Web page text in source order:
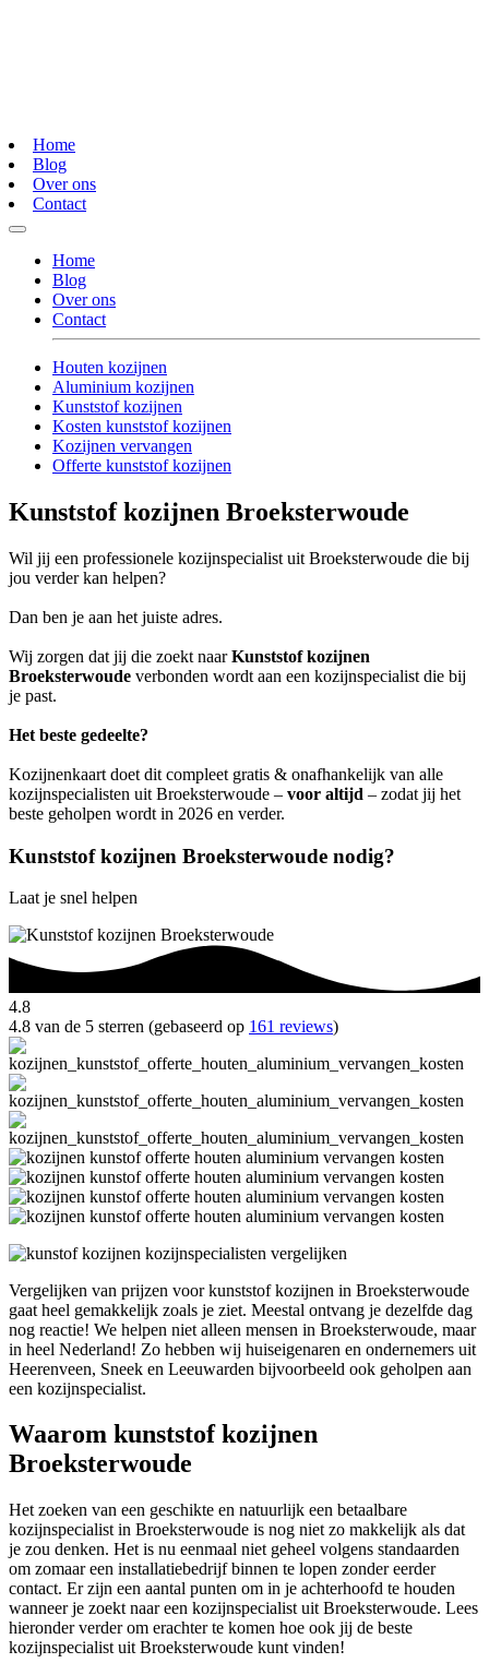
Home
Blog
Over ons
Contact
Home
Blog
Over ons
Contact
Houten kozijnen
Aluminium kozijnen
Kunststof kozijnen
Kosten kunststof kozijnen
Kozijnen vervangen
Offerte kunststof kozijnen
Kunststof kozijnen Broeksterwoude
Wil jij een professionele kozijnspecialist uit Broeksterwoude die bij
jou verder kan helpen?
Dan ben je aan het juiste adres.
Wij zorgen dat jij die zoekt naarKunststof kozijnen
Broeksterwoude verbonden wordt aan een kozijnspecialist die bij
je past.
Het beste gedeelte?
Kozijnenkaart doet dit compleet gratis & onafhankelijk van alle
kozijnspecialisten uit Broeksterwoude – voor altijd – zodat jij het
beste geholpen wordt in 2026 en verder.
Kunststof kozijnen Broeksterwoude nodig?
Laat je snel helpen
4.8
4.8 van de 5 sterren (gebaseerd op 161 reviews)
Vergelijken van prijzen voor kunststof kozijnen in Broeksterwoude
gaat heel gemakkelijk zoals je ziet. Meestal ontvang je dezelfde dag
nog reactie! We helpen niet alleen mensen in Broeksterwoude, maar
in heel Nederland! Zo hebben wij huiseigenaren en ondernemers uit
Heerenveen, Sneek en Leeuwarden bijvoorbeeld ook geholpen aan
een kozijnspecialist.
Waarom kunststof kozijnen
Broeksterwoude
Het zoeken van een geschikte en natuurlijk een betaalbare
kozijnspecialist in Broeksterwoude is nog niet zo makkelijk als dat
je zou denken. Het is nu eenmaal niet geheel volgens standaarden
om zomaar een installatiebedrijf binnen te lopen zonder eerder
contact. Er zijn een aantal punten om in je achterhoofd te houden
wanneer je zoekt naar een kozijnspecialist uit Broeksterwoude. Lees
hieronder verder om erachter te komen hoe ook jij de beste
kozijnspecialist uit Broeksterwoude kunt vinden!